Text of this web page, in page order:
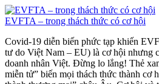
EVFTA – trong thách thức có cơ hội
Covid-19 diễn biến phức tạp khiến
tư do Việt Nam – EU) là cơ hội nhưng
doanh nhân Việt. Đừng lo lắng! Thẻ
miễn tử” biến mọi thách thức thành cơ